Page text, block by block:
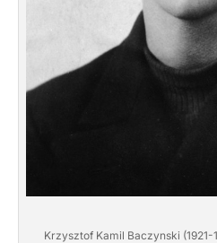
Krzysztof Kamil Baczynski (1921-